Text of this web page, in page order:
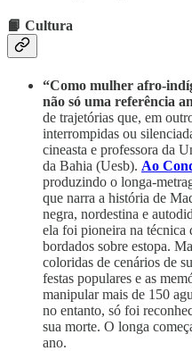
📙 Cultura
“Como mulher afro-
não só uma referência
de trajetórias que, em
interrompidas ou
cineasta e professora da
da Bahia (Uesb). Ao
produzindo o longa-
que narra a história de
negra, nordestina e
ela foi pioneira na técnica
bordados sobre estopa.
coloridas de cenários de
festas populares e as
manipular mais de 150
no entanto, só foi
sua morte. O longa
ano.